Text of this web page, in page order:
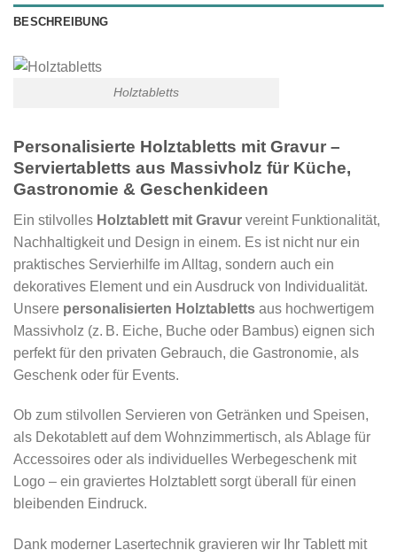
BESCHREIBUNG
Holztabletts
Personalisierte Holztabletts mit Gravur –
Serviertabletts aus Massivholz für Küche,
Gastronomie & Geschenkideen
Ein stilvolles Holztablett mit Gravur vereint Funktionalität,
Nachhaltigkeit und Design in einem. Es ist nicht nur ein
praktisches Servierhilfe im Alltag, sondern auch ein
dekoratives Element und ein Ausdruck von Individualität.
Unsere personalisierten Holztabletts aus hochwertigem
Massivholz (z. B. Eiche, Buche oder Bambus) eignen sich
perfekt für den privaten Gebrauch, die Gastronomie, als
Geschenk oder für Events.
Ob zum stilvollen Servieren von Getränken und Speisen,
als Dekotablett auf dem Wohnzimmertisch, als Ablage für
Accessoires oder als individuelles Werbegeschenk mit
Logo – ein graviertes Holztablett sorgt überall für einen
bleibenden Eindruck.
Dank moderner Lasertechnik gravieren wir Ihr Tablett mit